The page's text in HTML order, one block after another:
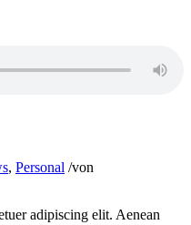
, Personal /von
adipiscing elit. Aenean